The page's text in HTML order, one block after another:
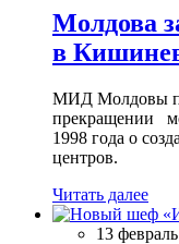
Молдова
в
МИД Молдовы
прекращении
1998 года о
центров.
Читать далее
13